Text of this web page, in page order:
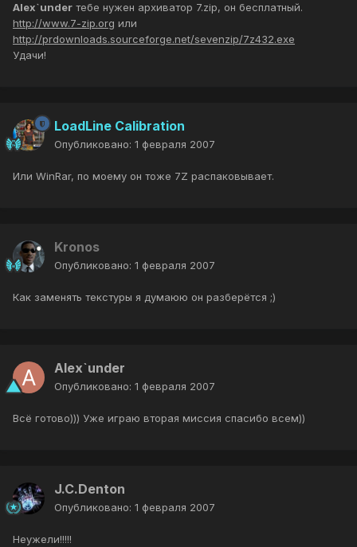
Alex`under тебе нужен архиватор 7.zip, он бесплатный.
http://www.7-zip.org или
http://prdownloads.sourceforge.net/sevenzip/7z432.exe
Удачи!
LoadLine Calibration
Опубликовано: 1 февраля 2007
Или WinRar, по моему он тоже 7Z распаковывает.
Kronos
Опубликовано: 1 февраля 2007
Как заменять текстуры я думаюю он разберётся ;)
Alex`under
Опубликовано: 1 февраля 2007
Всё готово))) Уже играю вторая миссия спасибо всем))
J.C.Denton
Опубликовано: 1 февраля 2007
Неужели!!!!!